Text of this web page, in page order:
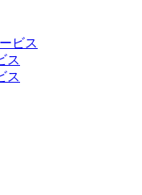
ビス
ス
ス